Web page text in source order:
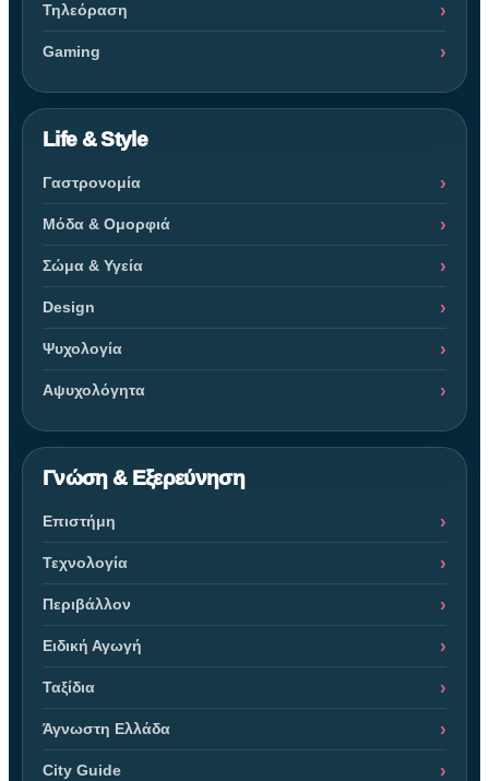
Τηλεόραση
Gaming
Life & Style
Γαστρονομία
Μόδα & Ομορφιά
Σώμα & Υγεία
Design
Ψυχολογία
Αψυχολόγητα
Γνώση & Εξερεύνηση
Επιστήμη
Τεχνολογία
Περιβάλλον
Ειδική Αγωγή
Ταξίδια
Άγνωστη Ελλάδα
City Guide